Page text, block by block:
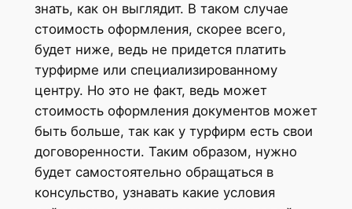
знать, как он выглядит. В таком случае
стоимость оформления, скорее всего,
будет ниже, ведь не придется платить
турфирме или специализированному
центру. Но это не факт, ведь может
стоимость оформления документов может
быть больше, так как у турфирм есть свои
договоренности. Таким образом, нужно
будет самостоятельно обращаться в
консульство, узнавать какие условия